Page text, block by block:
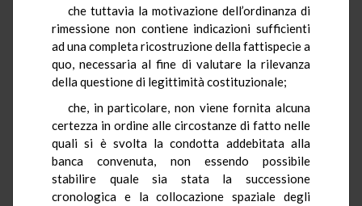
che tuttavia la motivazione dell’ordinanza di
rimessione non contiene indicazioni sufficienti
ad una completa ricostruzione della fattispecie a
quo, necessaria al fine di valutare la rilevanza
della questione di legittimità costituzionale;
che, in particolare, non viene fornita alcuna
certezza in ordine alle circostanze di fatto nelle
quali si è svolta la condotta addebitata alla
banca convenuta, non essendo possibile
stabilire quale sia stata la successione
cronologica e la collocazione spaziale degli